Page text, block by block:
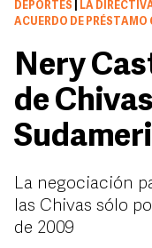
DEPORTES
LA
ACUERDO DE PRÉSTAMO
Nery
de
La negociación
las Chivas sólo
de 2009